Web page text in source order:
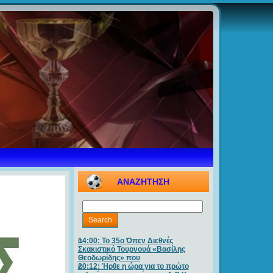
ΑΝΑΖΗΤΗΣΗ
14:00: Το 35ο Όπεν Διεθνές
Σκακιστικό Τουρνουά «Βασίλης
Θεοδωρίδης» που
20:12: Ήρθε η ώρα για το πρώτο